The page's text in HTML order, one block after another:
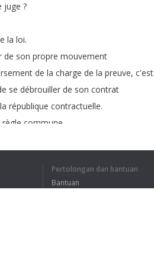
juge ?
la loi.
de son propre mouvement
de la charge de la preuve, c'est
se débrouiller de son contrat
la république contractuelle.
règle commune
Pertolongan dan bantuan
Bantuan